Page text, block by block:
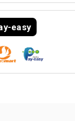
easy